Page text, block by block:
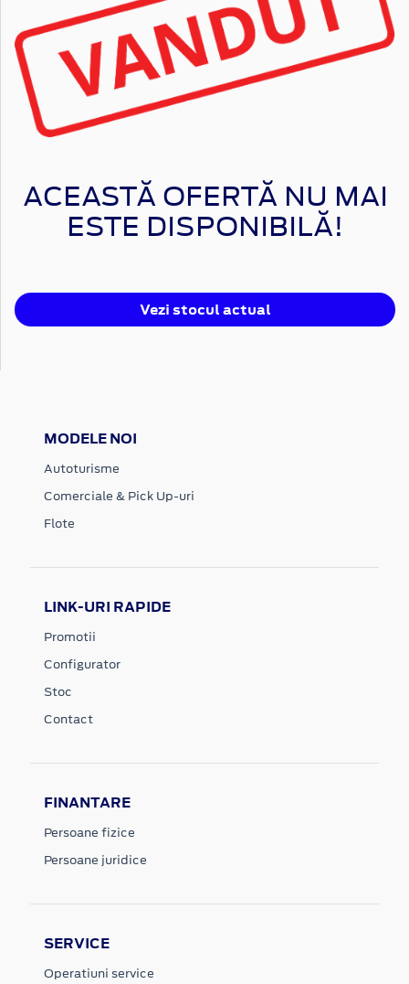
ACEASTĂ OFERTĂ NU MAI
ESTE DISPONIBILĂ!
Vezi stocul actual
MODELE NOI
Autoturisme
Comerciale & Pick Up-uri
Flote
LINK-URI RAPIDE
Promotii
Configurator
Stoc
Contact
FINANTARE
Persoane fizice
Persoane juridice
SERVICE
Operatiuni service